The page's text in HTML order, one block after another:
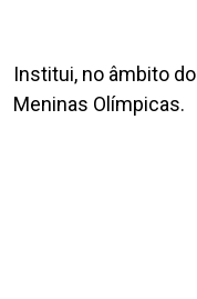
Institui, no âmbito
Meninas Olímpicas.